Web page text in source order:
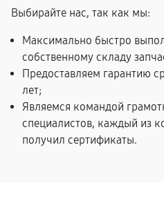
Выбирайте нас, так как мы:
Максимально быстро
собственному складу
Предоставляем гарантию
лет;
Являемся командой
специалистов, каждый из
получил сертификаты.